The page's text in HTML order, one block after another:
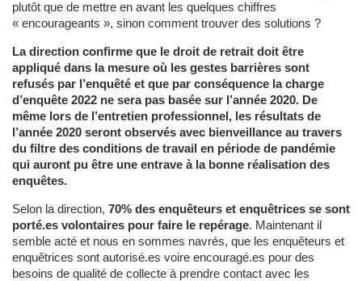
plutôt que de mettre en avant les quelques chiffres
« encourageants », sinon comment trouver des solutions ?
La direction confirme que le droit de retrait doit être
appliqué dans la mesure où les gestes barrières sont
refusés par l’enquêté et que par conséquence la charge
d’enquête 2022 ne sera pas basée sur l’année 2020. De
même lors de l’entretien professionnel, les résultats de
l’année 2020 seront observés avec bienveillance au travers
du filtre des conditions de travail en période de pandémie
qui auront pu être une entrave à la bonne réalisation des
enquêtes.
Selon la direction, 70% des enquêteurs et enquêtrices se sont
porté.es volontaires pour faire le repérage. Maintenant il
semble acté et nous en sommes navrés, que les enquêteurs et
enquêtrices sont autorisé.es voire encouragé.es pour des
besoins de qualité de collecte à prendre contact avec les